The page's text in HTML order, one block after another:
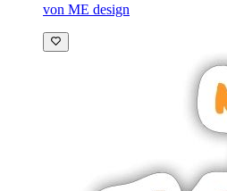
von ME design